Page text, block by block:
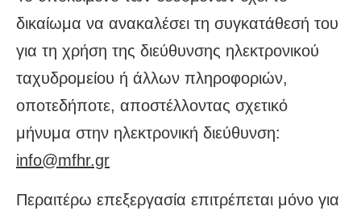
δικαίωμα να ανακαλέσει τη συγκατάθεσή του
για τη χρήση της διεύθυνσης ηλεκτρονικού
ταχυδρομείου ή άλλων πληροφοριών,
οποτεδήποτε, αποστέλλοντας σχετικό
μήνυμα στην ηλεκτρονική διεύθυνση:
info@mfhr.gr
Περαιτέρω επεξεργασία επιτρέπεται μόνο για